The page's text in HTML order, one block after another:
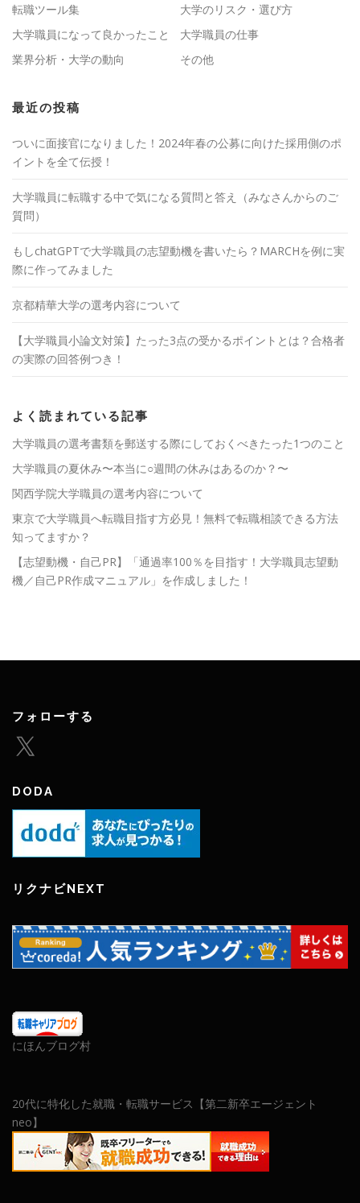
転職ツール集
大学のリスク・選び方
大学職員になって良かったこと
大学職員の仕事
業界分析・大学の動向
その他
最近の投稿
ついに面接官になりました！2024年春の公募に向けた採用側のポ
イントを全て伝授！
大学職員に転職する中で気になる質問と答え（みなさんからのご
質問）
もしchatGPTで大学職員の志望動機を書いたら？MARCHを例に実
際に作ってみました
京都精華大学の選考内容について
【大学職員小論文対策】たった3点の受かるポイントとは？合格者
の実際の回答例つき！
よく読まれている記事
大学職員の選考書類を郵送する際にしておくべきたった1つのこと
大学職員の夏休み〜本当に○週間の休みはあるのか？〜
関西学院大学職員の選考内容について
東京で大学職員へ転職目指す方必見！無料で転職相談できる方法
知ってますか？
【志望動機・自己PR】「通過率100％を目指す！大学職員志望動
機／自己PR作成マニュアル」を作成しました！
フォローする
X
DODA
リクナビNEXT
にほんブログ村
20代に特化した就職・転職サービス【第二新卒エージェント
neo】